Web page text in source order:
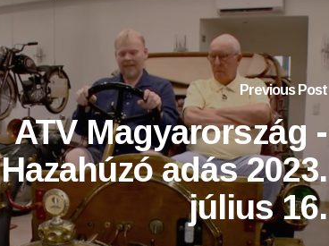
Previous Post
ATV Magyarország -
Hazahúzó adás 2023.
július 16.